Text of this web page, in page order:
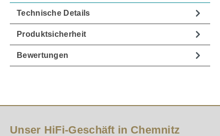
Technische Details
Produktsicherheit
Bewertungen
Unser HiFi-Geschäft in Chemnitz